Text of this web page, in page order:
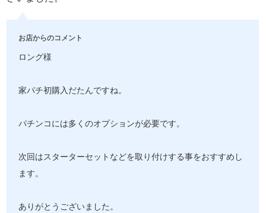
お店からのコメント
ロング様
家パチ初購入だたんですね。
パチンコには多くのオプションが必要です。
次回はスターターセットなどを取り付けする事をおすすめし
ます。
ありがとうございました。